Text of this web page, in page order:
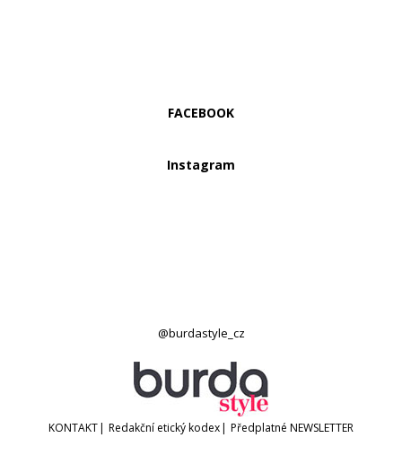
FACEBOOK
Instagram
@burdastyle_cz
KONTAKT| Redakční etický kodex| Předplatné NEWSLETTER